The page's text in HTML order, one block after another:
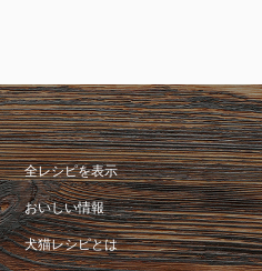
全レシピを表示
おいしい情報
犬猫レシピとは